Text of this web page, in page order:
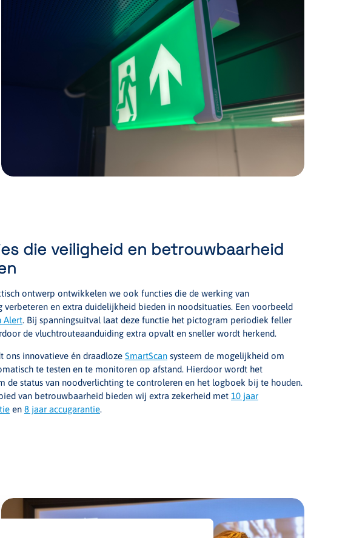
die veiligheid en betrouwbaarheid
ontwerp ontwikkelen we ook functies die de werking van
verbeteren en extra duidelijkheid bieden in noodsituaties. Een voorbeeld
Alert. Bij spanningsuitval laat deze functie het pictogram periodiek feller
de vluchtrouteaanduiding extra opvalt en sneller wordt herkend.
ons innovatieve én draadloze SmartScan systeem de mogelijkheid om
te testen en te monitoren op afstand. Hierdoor wordt het
de status van noodverlichting te controleren en het logboek bij te houden.
van betrouwbaarheid bieden wij extra zekerheid met 10 jaar
en 8 jaar accugarantie.